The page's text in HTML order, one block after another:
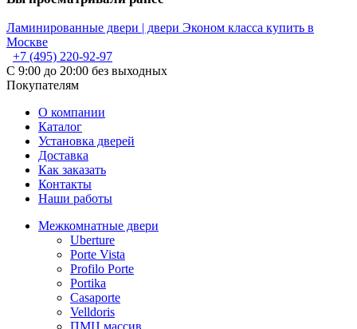
Ламинированные двери | двери Эконом класса купить в
Москве
+7 (495) 220-92-97
С 9:00 до 20:00 без выходных
Покупателям
О компании
Каталог
Установка дверей
Доставка
Как заказать
Контакты
Наши работы
Межкомнатные двери
Uberture
Porte Vista
Profilo Porte
Portika
Casaporte
Velldoris